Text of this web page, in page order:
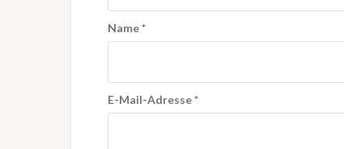
Name*
E-Mail-Adresse*